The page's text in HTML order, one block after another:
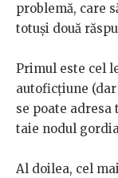
problemă, care
totuși două
Primul este cel
autoficțiune
se poate
taie nodul
Al doilea, cel